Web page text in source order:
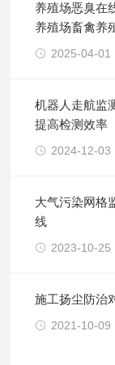
养殖场恶臭在
养殖场畜禽养
2025-04-01
机器人走航监
提高检测效率
2024-12-03
大气污染网格
线
2023-10-25
施工扬尘防治
2021-10-09